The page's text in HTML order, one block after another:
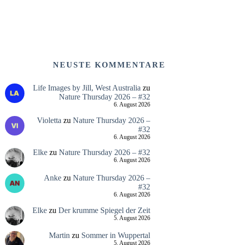
NEUSTE KOMMENTARE
Life Images by Jill, West Australia zu
Nature Thursday 2026 – #32
6. August 2026
Violetta zu Nature Thursday 2026 –
#32
6. August 2026
Elkezu Nature Thursday 2026 – #32
6. August 2026
Ankezu Nature Thursday 2026 –
#32
6. August 2026
Elkezu Der krumme Spiegel der Zeit
5. August 2026
Martinzu Sommer in Wuppertal
5. August 2026